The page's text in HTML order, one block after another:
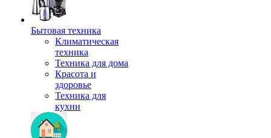
Бытовая техника
Климатическая
техника
Техника для дома
Красота и
здоровье
Техника для
кухни